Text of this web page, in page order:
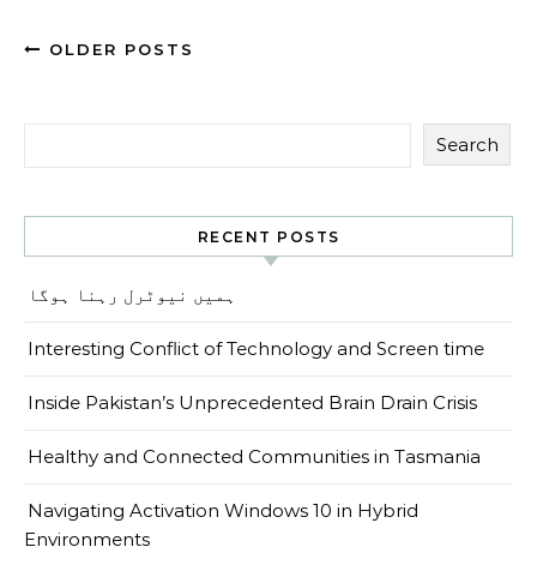
OLDER POSTS
Search
RECENT POSTS
ہمیں نیوٹرل رہنا ہوگا
Interesting Conflict of Technology and Screen time
Inside Pakistan’s Unprecedented Brain Drain Crisis
Healthy and Connected Communities in Tasmania
Navigating Activation Windows 10 in Hybrid
Environments